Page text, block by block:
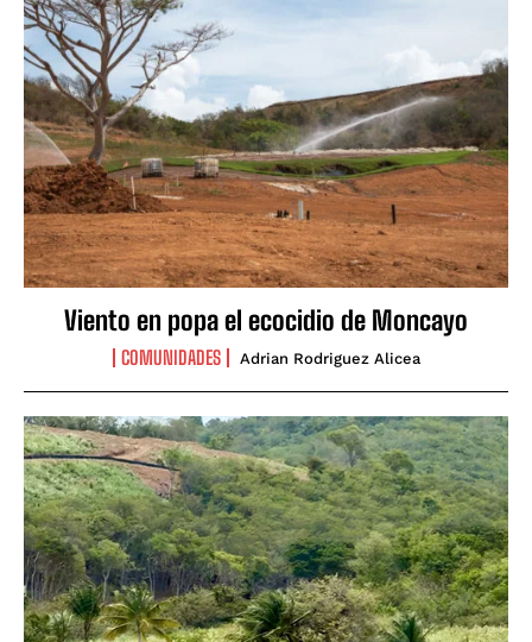
Viento en popa el ecocidio de Moncayo
COMUNIDADES Adrian Rodriguez Alicea